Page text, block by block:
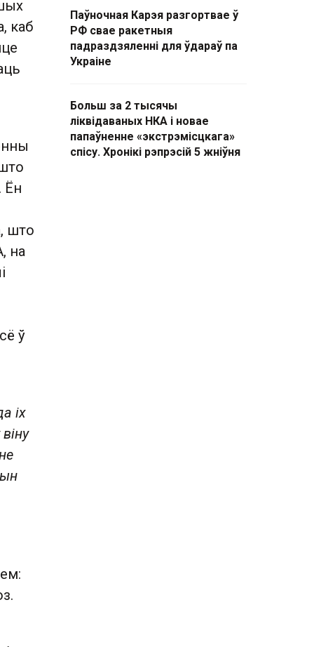
каб
Ён
што
на
ў
іх
Паўночная Карэя разгортвае ў
РФ свае ракетныя
падраздзяленні для ўдараў па
Украіне
Больш за 2 тысячы
ліквідаваных НКА і новае
папаўненне «экстрэмісцкага»
спісу. Хронікі рэпрэсій 5 жніўня